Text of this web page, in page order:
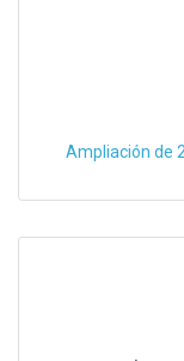
Ampliación de